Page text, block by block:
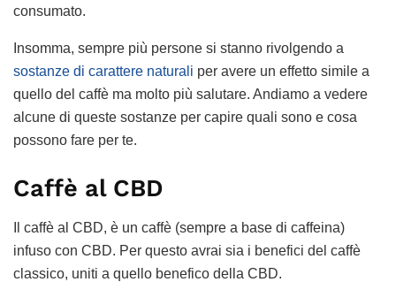
consumato.
Insomma, sempre più persone si stanno rivolgendo a
sostanze di carattere naturali per avere un effetto simile a
quello del caffè ma molto più salutare. Andiamo a vedere
alcune di queste sostanze per capire quali sono e cosa
possono fare per te.
Caffè al CBD
Il caffè al CBD, è un caffè (sempre a base di caffeina)
infuso con CBD. Per questo avrai sia i benefici del caffè
classico, uniti a quello benefico della CBD.